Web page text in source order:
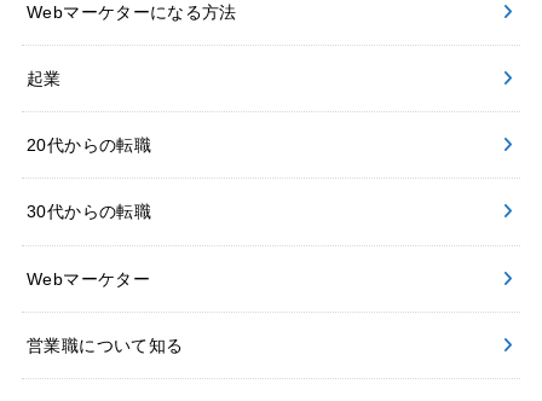
Webマーケターになる方法
起業
20代からの転職
30代からの転職
Webマーケター
営業職について知る